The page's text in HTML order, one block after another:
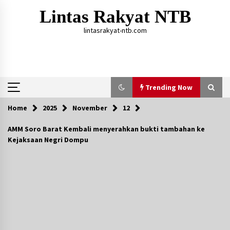
Lintas Rakyat NTB
lintasrakyat-ntb.com
Trending Now
Trending Now
Aksi Penggerebekan Pengedar Sabu di Dompu,
Home 2025 November 12
AMM Soro Barat Kembali menyerahkan bukti tambahan ke
Kejaksaan Negri Dompu